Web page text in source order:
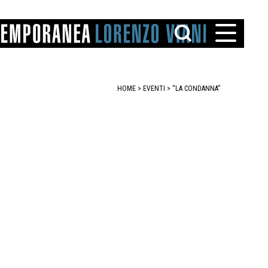
HOME > EVENTI > “LA CONDANNA”